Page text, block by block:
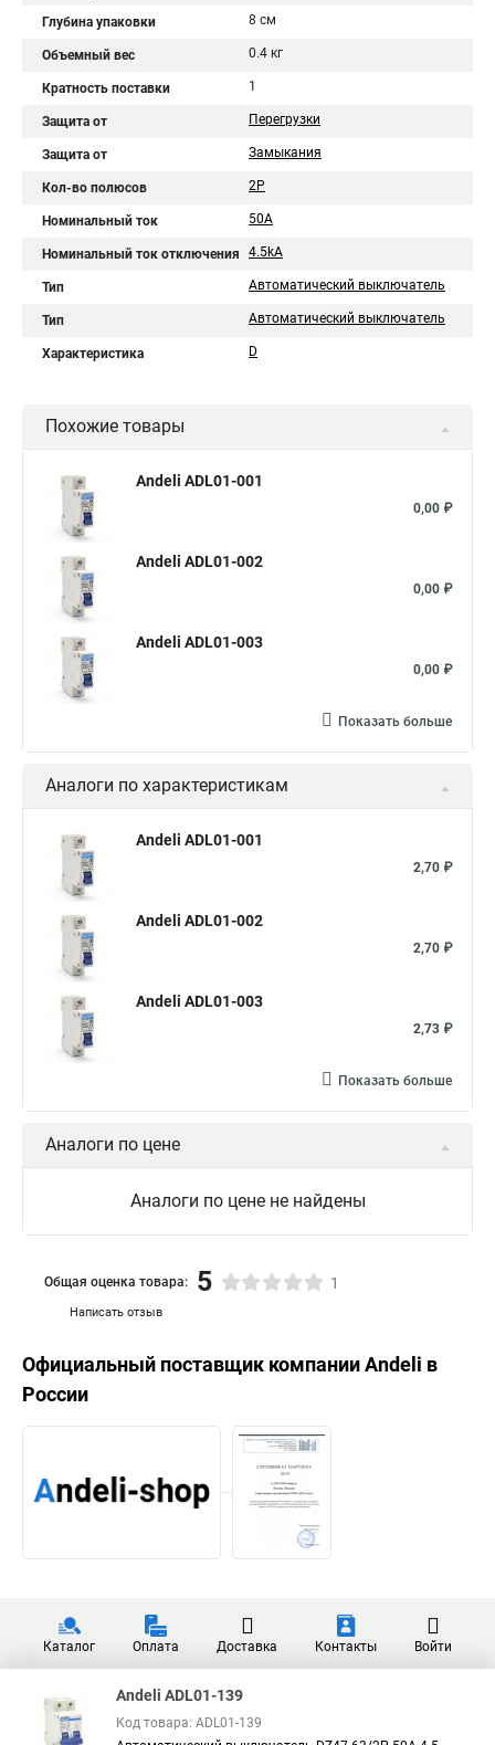
Глубина упаковки 8 см
Объемный вес 0.4 кг
Кратность поставки 1
Защита от Перегрузки
Защита от Замыкания
Кол-во полюсов 2P
Номинальный ток 50A
Номинальный ток отключения 4.5kA
Тип Автоматический выключатель
Тип Автоматический выключатель
Характеристика D
Похожие товары
Andeli ADL01-001
0,00 ₽
Andeli ADL01-002
0,00 ₽
Andeli ADL01-003
0,00 ₽
Показать больше
Аналоги по характеристикам
Andeli ADL01-001
2,70 ₽
Andeli ADL01-002
2,70 ₽
Andeli ADL01-003
2,73 ₽
Показать больше
Аналоги по цене
Аналоги по цене не найдены
Написать отзыв
Общая оценка товара: 5 1
Официальный поставщик компанииAndeli в
России
Каталог Оплата Доставка Контакты Войти
Andeli ADL01-139
Код товара: ADL01-139